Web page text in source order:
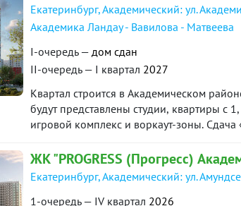
лесной вид и выгодная цена.Звоните
нашей базе: 17483
Екатеринбург, Академический: ул.
Академика Ландау - Вавилова - Матвеева
I-очередь — дом сдан
II-очередь — I квартал 2027
Квартал строится в Академическом
будут представлены студии, квартиры с
игровой комплекс и воркаут-зоны.
ЖК "PROGRESS (Прогресс)
Екатеринбург, Академический: ул.
1-очередь — IV квартал 2026